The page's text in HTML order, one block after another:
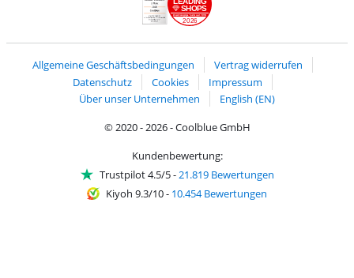
2026
SHOPS
Allgemeine Geschäftsbedingungen
Vertrag widerrufen
Datenschutz
Cookies
Impressum
Über unser Unternehmen
English (EN)
© 2020 - 2026 - Coolblue GmbH
Kundenbewertung:
Trustpilot 4.5/5-21.819 Bewertungen
Kiyoh 9.3/10- 10.454 Bewertungen